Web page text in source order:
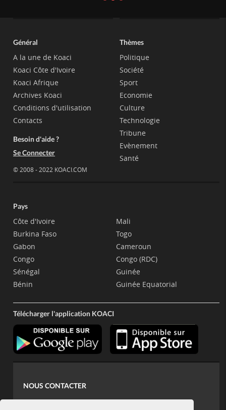
Général
A la une de Koaci
Koaci Côte d'Ivoire
Koaci Afrique
Archives Koaci
Conditions d'utilisation
Contacts
Besoin d'aide ?
Se Connecter
© 2008 - 2022 KOACI.COM
Thèmes
Politique
Société
Sport
Economie
Culture
Technologie
Tribune
Evènement
Santé
Pays
Côte d'Ivoire
Burkina Faso
Gabon
Congo
Sénégal
Bénin
Mali
Togo
Cameroun
Congo (RDC)
Guinée
Guinée Equatorial
Télécharger l'application KOACI
NOUS CONTACTER